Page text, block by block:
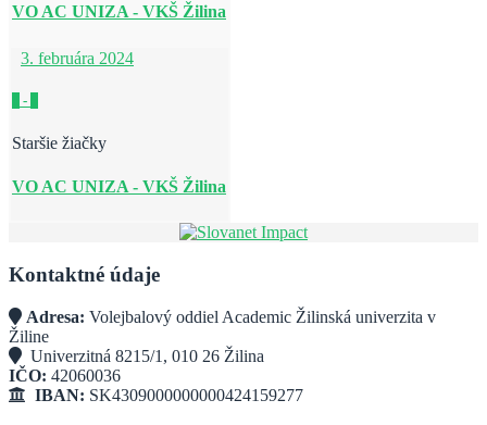
VO AC UNIZA - VKŠ Žilina
3. februára 2024
-
Staršie žiačky
VO AC UNIZA - VKŠ Žilina
Kontaktné údaje
Adresa: Volejbalový oddiel Academic Žilinská univerzita v
Žiline
Univerzitná 8215/1, 010 26 Žilina
IČO: 42060036
IBAN: SK4309000000000424159277